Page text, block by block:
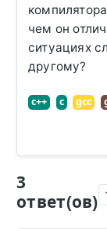
чем он
ситуациях
другому?
c++ c gcc
3
ответ(ов)